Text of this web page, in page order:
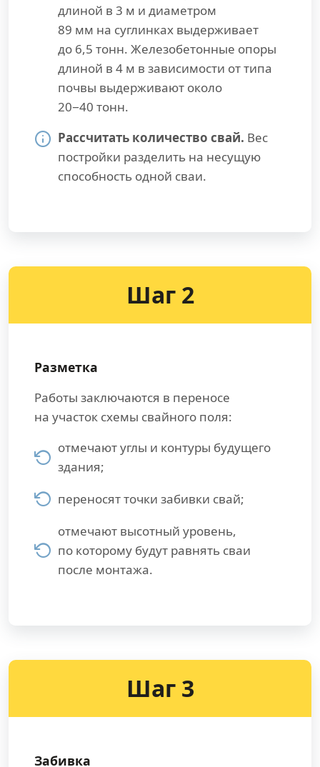
длиной в 3 м и диаметром
89 мм на суглинках выдерживает
до 6,5 тонн. Железобетонные опоры
длиной в 4 м в зависимости от типа
почвы выдерживают около
20−40 тонн.
Рассчитать количество свай. Вес
постройки разделить на несущую
способность одной сваи.
Шаг 2
Разметка
Работы заключаются в переносе
на участок схемы свайного поля:
отмечают углы и контуры будущего
здания;
переносят точки забивки свай;
отмечают высотный уровень,
по которому будут равнять сваи
после монтажа.
Шаг 3
Забивка